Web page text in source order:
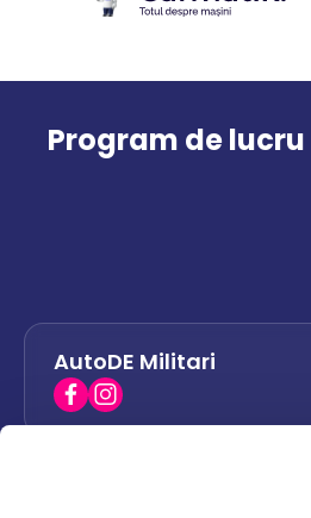
Program de lucru
AutoDE Militari